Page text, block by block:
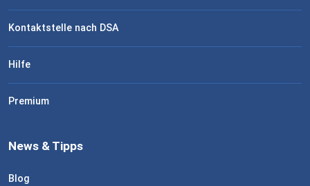
Kontaktstelle nach DSA
Hilfe
Premium
News & Tipps
Blog